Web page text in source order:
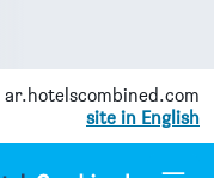
ar.hotelscombined.com
site in English